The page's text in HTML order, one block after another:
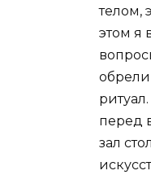
телом,
этом я
перед
зал